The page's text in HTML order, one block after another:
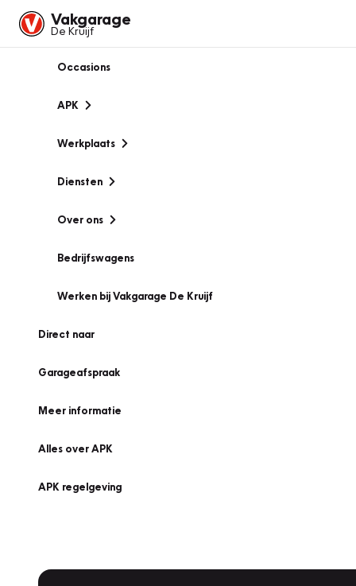
Vakgarage
De Kruijf
Occasions
APK
Werkplaats
Diensten
Over ons
Bedrijfswagens
Werken bij Vakgarage De Kruijf
Direct naar
Garageafspraak
Meer informatie
Alles over APK
APK regelgeving